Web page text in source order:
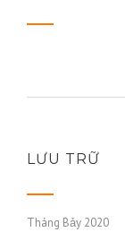
LƯU TRỮ
Tháng Bảy 2020